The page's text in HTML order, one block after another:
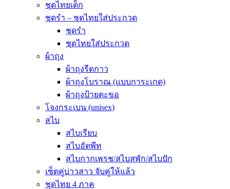
ชุดไทยเด็ก
ชุดรำ – ชุดไทยใส่ประกวด
ชุดรำ
ชุดไทยใส่ประกวด
ผ้าถุง
ผ้าถุงรีดกาว
ผ้าถุงโบราณ (แบบการะเกด)
ผ้าถุงป้ายตะขอ
โจงกระเบน (unisex)
สไบ
สไบเรียบ
สไบอัดพีท
สไบกากเพรช/สไบสพัก/สไบปัก
เซ็ตคู่บ่าวสาว จับคู่ให้แล้ว
ชุดไทย 4 ภาค